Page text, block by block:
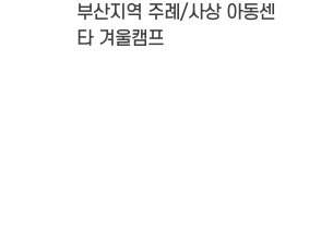
부산지역 주례/사상 아동센
타 겨울캠프